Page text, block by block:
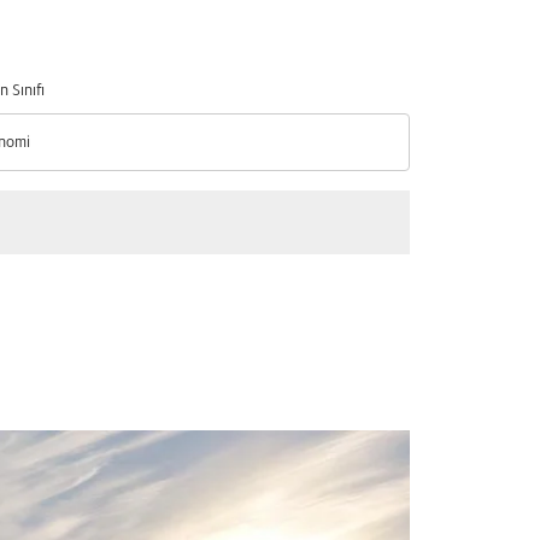
Sınıfı
Sınıfı option Ekonomi Selected